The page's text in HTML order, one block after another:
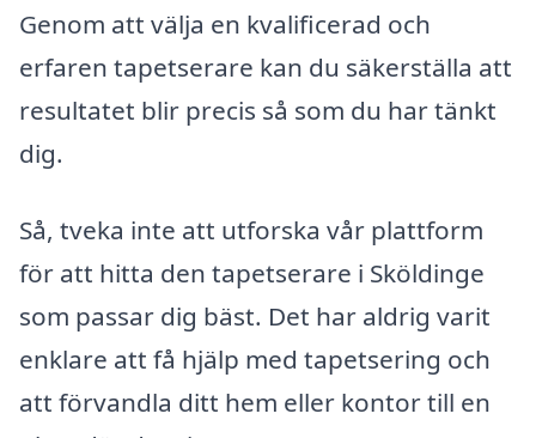
Genom att välja en kvalificerad och
erfaren tapetserare kan du säkerställa att
resultatet blir precis så som du har tänkt
dig.
Så, tveka inte att utforska vår plattform
för att hitta den tapetserare i Sköldinge
som passar dig bäst. Det har aldrig varit
enklare att få hjälp med tapetsering och
att förvandla ditt hem eller kontor till en